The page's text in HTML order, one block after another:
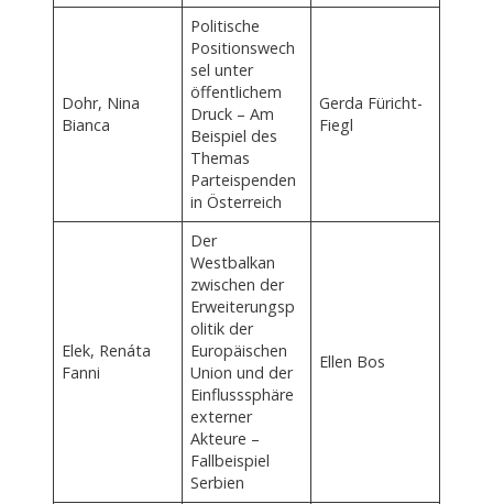
Dohr, Nina
Bianca
Politische
Positionswech
sel unter
öffentlichem
Druck – Am
Beispiel des
Themas
Parteispenden
in Österreich
Gerda Füricht-
Fiegl
Elek, Renáta
Fanni
Der
Westbalkan
zwischen der
Erweiterungsp
olitik der
Europäischen
Union und der
Einflusssphäre
externer
Akteure –
Fallbeispiel
Serbien
Ellen Bos